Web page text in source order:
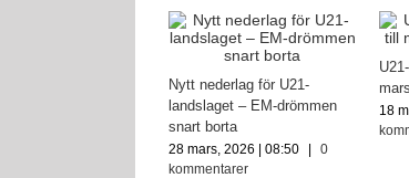
Nytt nederlag för U21-
landslaget – EM-drömmen
snart borta
28 mars, 2026 | 08:50 |
0
kommentarer
18